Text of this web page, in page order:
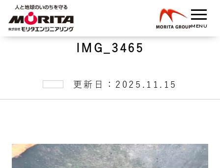
IMG_3465
更新日：2025.11.15